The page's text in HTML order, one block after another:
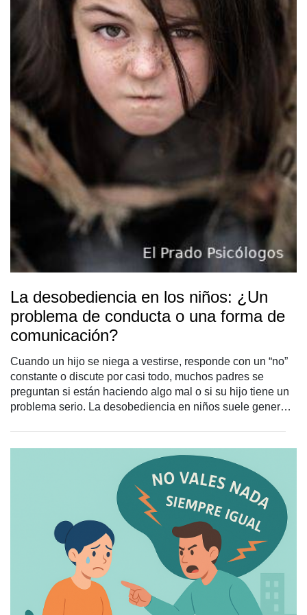
en psicoterapia en Madrid o mediante psicología online,
sin promesas mágicas, pero con claridad y esperanza
1.1. ¿En qué se diferencia el amor propio de la
autoestima? 2. ¿Qué no es el amor propio? Mitos
frecuentes 3. ¿Cómo se construye el amor propio? 4.
¿Cómo saber si me falta amor propio? 5. Cómo tener amor
propio en el día a día 6. ¿Se puede trabajar el amor propio
en psicoterapia? Conclusión Primera entrevista gratuita,
precios y contacto Resumen clave sobre el amor propio
La desobediencia en los niños: ¿Un
problema de conducta o una forma de
comunicación?
Cuando un hijo se niega a vestirse, responde con un “no”
constante o discute por casi todo, muchos padres se
preguntan si están haciendo algo mal o si su hijo tiene un
problema serio. La desobediencia en niños suele generar
mundo interno del menor. La mayoría de niños desafían
alguna vez a sus padres. Esto es parte de su crecimiento.
Sin embargo, a veces, estos conflictos dejan de ser
puntuales y pasan a convertirse en un patrón en la relación
entre padres e hijo/a. Para poder resolver la situación, es
imprescindible entender qué hay detrás de un "no quiero"
y en qué punto esto es señal de un problema emocional
del niño. En este artículo veremos qué entendemos por
desobediencia infantil, cuándo hablamos de niños
desobedientes en un sentido clínico, qué puede haber
detrás de esa conducta y cuándo conviene pedir ayuda